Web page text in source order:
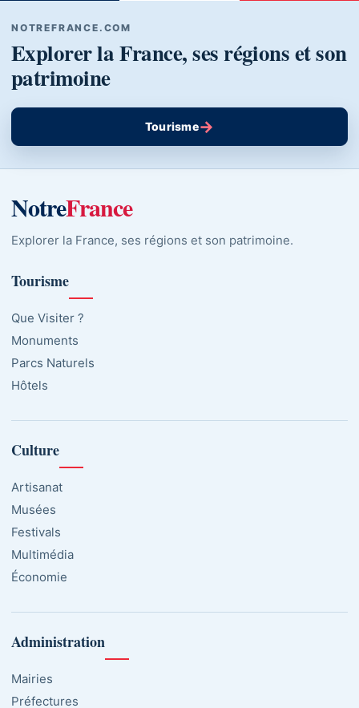
NOTREFRANCE.COM
Explorer la France, ses régions et son
patrimoine
Tourisme→
NotreFrance
Explorer la France, ses régions et son patrimoine.
Tourisme
Que Visiter ?
Monuments
Parcs Naturels
Hôtels
Culture
Artisanat
Musées
Festivals
Multimédia
Économie
Administration
Mairies
Préfectures